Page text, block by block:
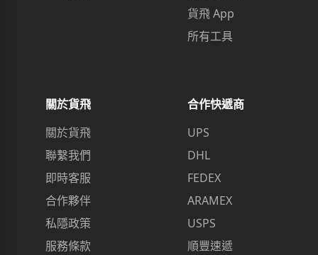
貨飛 App
所有工具
關於貨飛
關於貨飛
聯繫我們
即時客服
合作夥伴
私隱政策
服務條款
合作快遞商
UPS
DHL
FEDEX
ARAMEX
USPS
順豐速遞